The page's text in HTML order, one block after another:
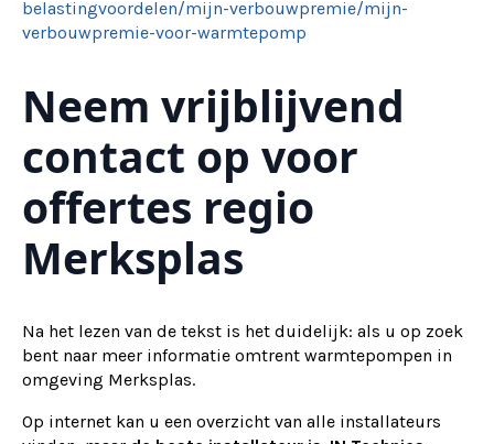
belastingvoordelen/mijn-verbouwpremie/mijn-
verbouwpremie-voor-warmtepomp
Neem vrijblijvend
contact op voor
offertes regio
Merksplas
Na het lezen van de tekst is het duidelijk: als u op zoek
bent naar meer informatie omtrent warmtepompen in
omgeving Merksplas.
Op internet kan u een overzicht van alle installateurs